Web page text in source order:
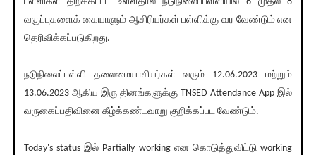
வகுப்புகளைக் கையாளும் ஆசிரியர்கள் பள்ளிக்கு வர வேண்டும் என
தெரிவிக்கப்படுகிறது.
நடுநிலைப்பள்ளி தலைமையாசியர்கள் வரும் 12.06.2023 மற்றும்
13.06.2023 ஆகிய இரு தினங்களுக்கு TNSED Attendance App இல்
வருகைப்பதிவினை கீழ்க்கண்டவாறு குறிக்கப்பட வேண்டும்.
Today's status இல் Partially working என கொடுத்துவிட்டு working